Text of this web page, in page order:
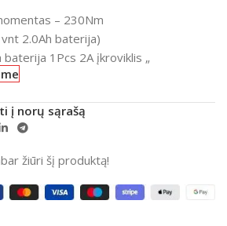
– 230Nm
2.0Ah baterija)
baterija 1Pcs 2A įkroviklis „
į norų sąrašą
žiūri šį produktą!